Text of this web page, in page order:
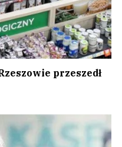
przeszedł